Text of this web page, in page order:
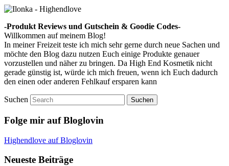
-Produkt Reviews und Gutschein & Goodie Codes-
Willkommen auf meinem Blog!
In meiner Freizeit teste ich mich sehr gerne durch neue Sachen und
möchte den Blog dazu nutzen Euch einige Produkte genauer
vorzustellen und näher zu bringen. Da High End Kosmetik nicht
gerade günstig ist, würde ich mich freuen, wenn ich Euch dadurch
den einen oder anderen Fehlkauf ersparen kann
Suchen
Folge mir auf Bloglovin
Highendlove auf Bloglovin
Neueste Beiträge